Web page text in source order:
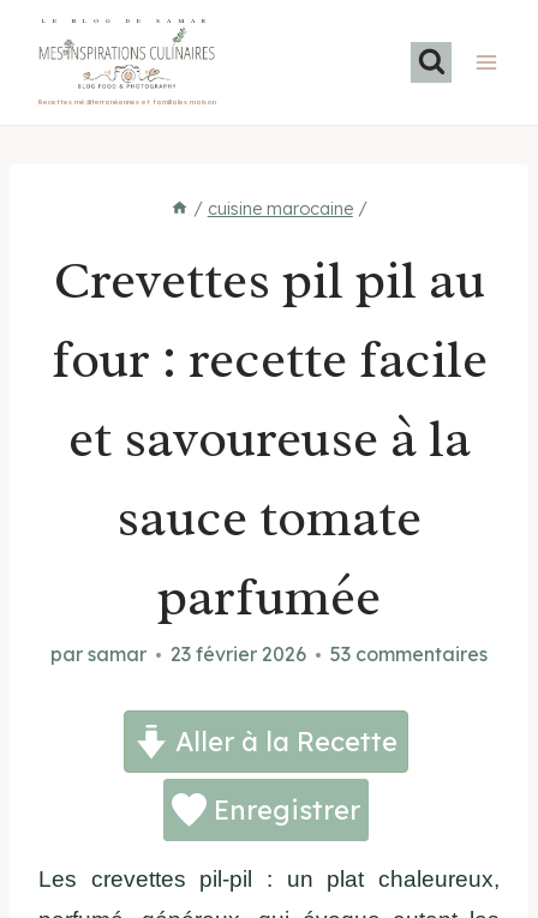
LE BLOG DE SAMAR
Recettes méditerranéennes et familiales maison
/ cuisine marocaine /
Crevettes pil pil au
four : recette facile
et savoureuse à la
sauce tomate
parfumée
par samar 23 février 2026 53 commentaires
Aller à la Recette
Enregistrer
Les crevettes pil-pil : un plat chaleureux,